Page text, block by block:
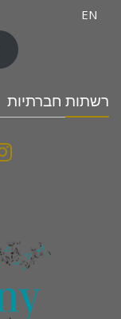
EN
רשתות חברתיות